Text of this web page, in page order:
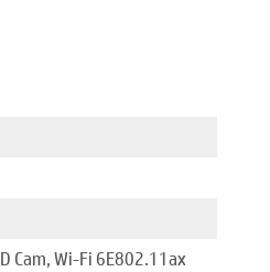
Cam, Wi-Fi 6E802.11ax